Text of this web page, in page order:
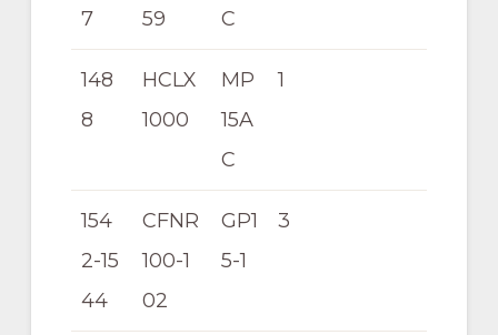
7
59
C
148
8
HCLX
1000
MP
15A
C
1
154
2-15
44
CFNR
100-1
02
GP1
5-1
3